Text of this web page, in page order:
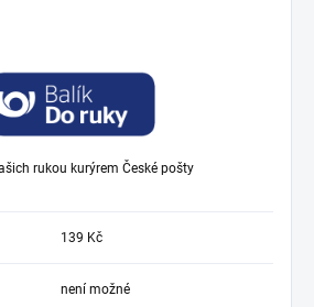
rukou kurýrem České pošty
139 Kč
není možné